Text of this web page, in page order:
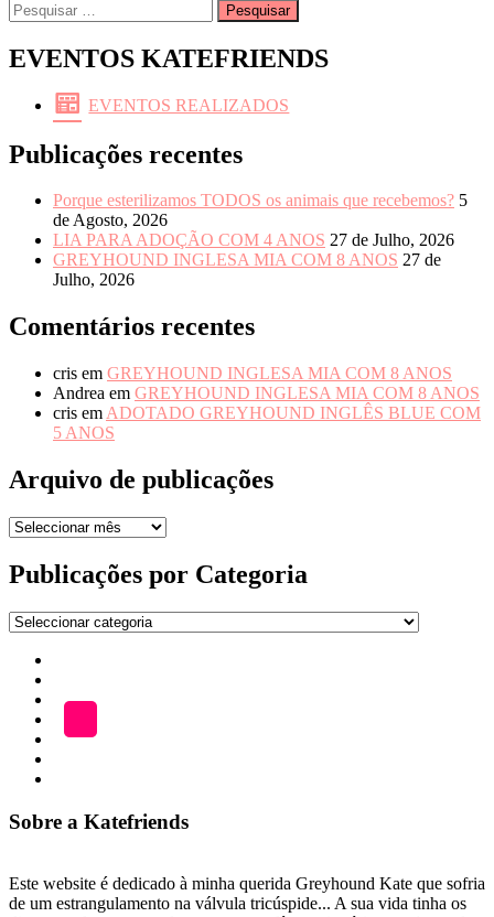
Pesquisar
por:
EVENTOS KATEFRIENDS
EVENTOS REALIZADOS
Publicações recentes
Porque esterilizamos TODOS os animais que recebemos? 5
de Agosto, 2026
LIA PARA ADOÇÃO COM 4 ANOS 27 de Julho, 2026
GREYHOUND INGLESA MIA COM 8 ANOS 27 de
Julho, 2026
Comentários recentes
cris em GREYHOUND INGLESA MIA COM 8 ANOS
Andrea em GREYHOUND INGLESA MIA COM 8 ANOS
cris em ADOTADO GREYHOUND INGLÊS BLUE COM
5 ANOS
Arquivo de publicações
Arquivo
publicações
Publicações por Categoria
Publicações
Categoria
ADOÇÃO
LOJA
Sobre a Katefriends
Este website é dedicado à minha querida Greyhound Kate que sofria
de um estrangulamento na válvula tricúspide... A sua vida tinha os